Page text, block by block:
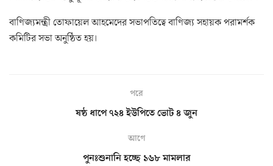
বাণিজ্যমন্ত্রী তোফায়েল আহমেদের সভাপতিত্বে বাণিজ্য সহায়ক পরামর্শক
কমিটির সভা অনুষ্ঠিত হয়।
পরে
ষষ্ঠ ধাপে ৭২৪ ইউপিতে ভোট ৪ জুন
আগে
পুনঃশুনানি হচ্ছে ১৬৮ মামলার